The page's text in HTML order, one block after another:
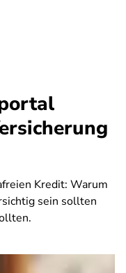
Kredit: Warum
sein sollten